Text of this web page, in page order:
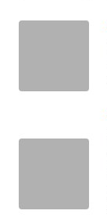
RIAU